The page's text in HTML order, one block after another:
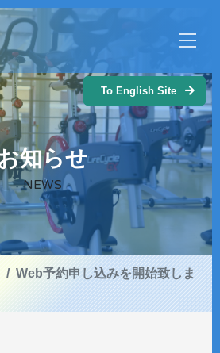
To English Site
知らせ
NEWS
Web予約申し込みを開始致しま